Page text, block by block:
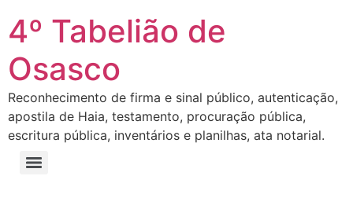
4º Tabelião de
Osasco
Reconhecimento de firma e sinal público, autenticação,
apostila de Haia, testamento, procuração pública,
escritura pública, inventários e planilhas, ata notarial.